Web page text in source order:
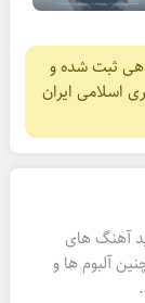
ثبت شده و
اسلامی ایران
آهنگ های
آلبوم ها و